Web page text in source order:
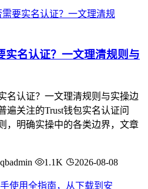
实名认证？一文理清规则与
名认证？一文理清规则与实操边
遍关注的Trust钱包实名认证问
，明确实操中的各类边界，文章
qbadmin 1.1K 2026-08-08